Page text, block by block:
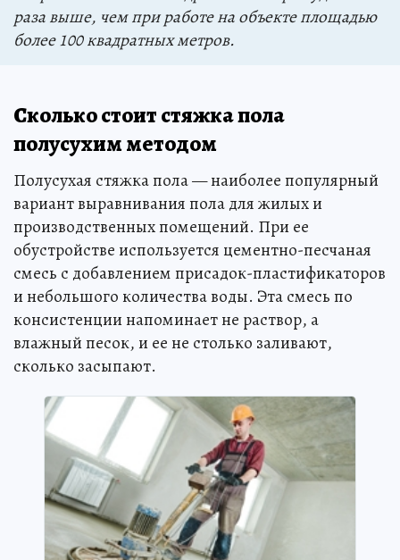
раза выше, чем при работе на объекте площадью
более 100 квадратных метров.
Сколько стоит стяжка пола
полусухим методом
Полусухая стяжка пола — наиболее популярный
вариант выравнивания пола для жилых и
производственных помещений. При ее
обустройстве используется цементно-песчаная
смесь с добавлением присадок-пластификаторов
и небольшого количества воды. Эта смесь по
консистенции напоминает не раствор, а
влажный песок, и ее не столько заливают,
сколько засыпают.